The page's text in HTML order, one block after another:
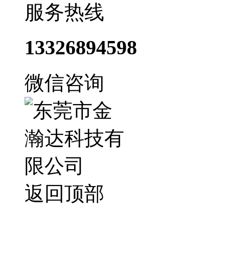
服务热线
13326894598
微信咨询
返回顶部